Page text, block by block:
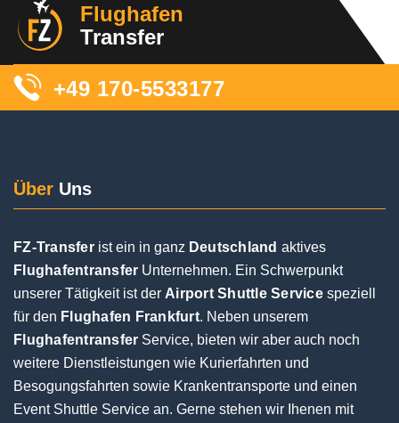
Flughafen
Transfer
+49 170-5533177
Über Uns
FZ-Transferist ein in ganz Deutschland aktives
Flughafentransfer Unternehmen. Ein Schwerpunkt
unserer Tätigkeit ist der Airport Shuttle Servicespeziell
für den Flughafen Frankfurt. Neben unserem
Flughafentransfer Service, bieten wir aber auch noch
weitere Dienstleistungen wie Kurierfahrten und
Besogungsfahrten sowie Krankentransporte und einen
Event Shuttle Service an. Gerne stehen wir Ihenen mit